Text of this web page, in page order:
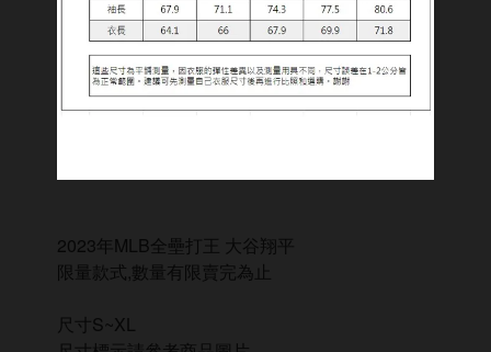
2023年MLB全壘打王 大谷翔平
限量款式,數量有限賣完為止
尺寸S~XL